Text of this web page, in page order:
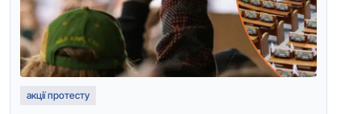
акції протесту